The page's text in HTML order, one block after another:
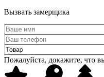
Вызвать замерщика
Пожалуйста, докажите, что